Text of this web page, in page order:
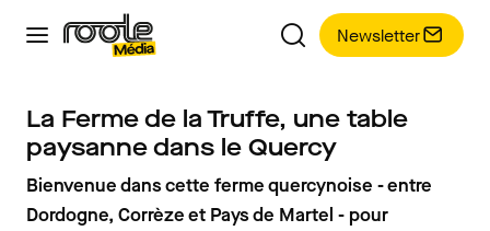
Newsletter
La Ferme de la Truffe, une table
paysanne dans le Quercy
Bienvenue dans cette ferme quercynoise - entre
Dordogne, Corrèze et Pays de Martel - pour